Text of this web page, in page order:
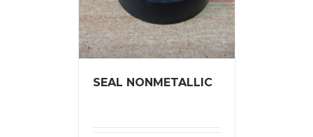
SEAL NONMETALLIC